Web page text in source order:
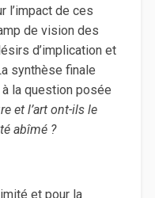
l’impact de ces
de vision des
d’implication et
synthèse finale
la question posée
et l’art ont-ils le
abîmé ?
et pour la